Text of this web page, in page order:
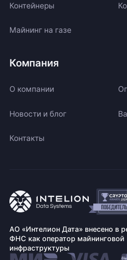
Контейнеры
Майнинг на газе
Компания
О компании
Новости и блог
Контакты
АО «Интелион Дата» внесено в
ФНС как оператор майнинговой
инфраструктуры